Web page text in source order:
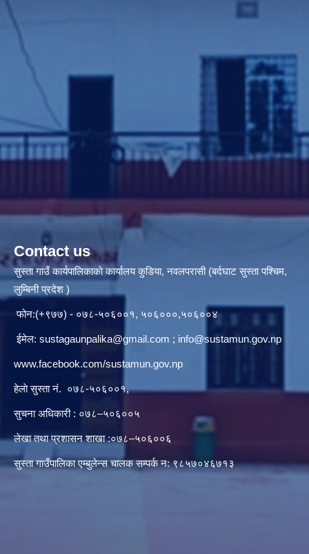
Contact us
सुस्ता गाउँ कार्यपालिकाकाे कार्यालय कुडिया, नवलपरासी (बर्दघाट सुस्ता पश्चिम,
लुम्बिनी प्रदेश )
फोन:(+९७७) - ०७८-५०६००१, ५०६०००,५०६००४
ईमेल: sustagaunpalika@gmail.com ; info@sustamun.gov.np
www.facebook.com/sustamun.gov.np
हेलाे सुस्ता नं. ०७८-५०६००१,
सुचना अधिकारी : ०७८–५०६००५
लेखा तथा प्रशासन शाखा :०७८–५०६००६
सुस्ता गाउँपालिका एम्बुलेन्स चालक सम्पर्क न‌‍: ९८५७०४६७१३